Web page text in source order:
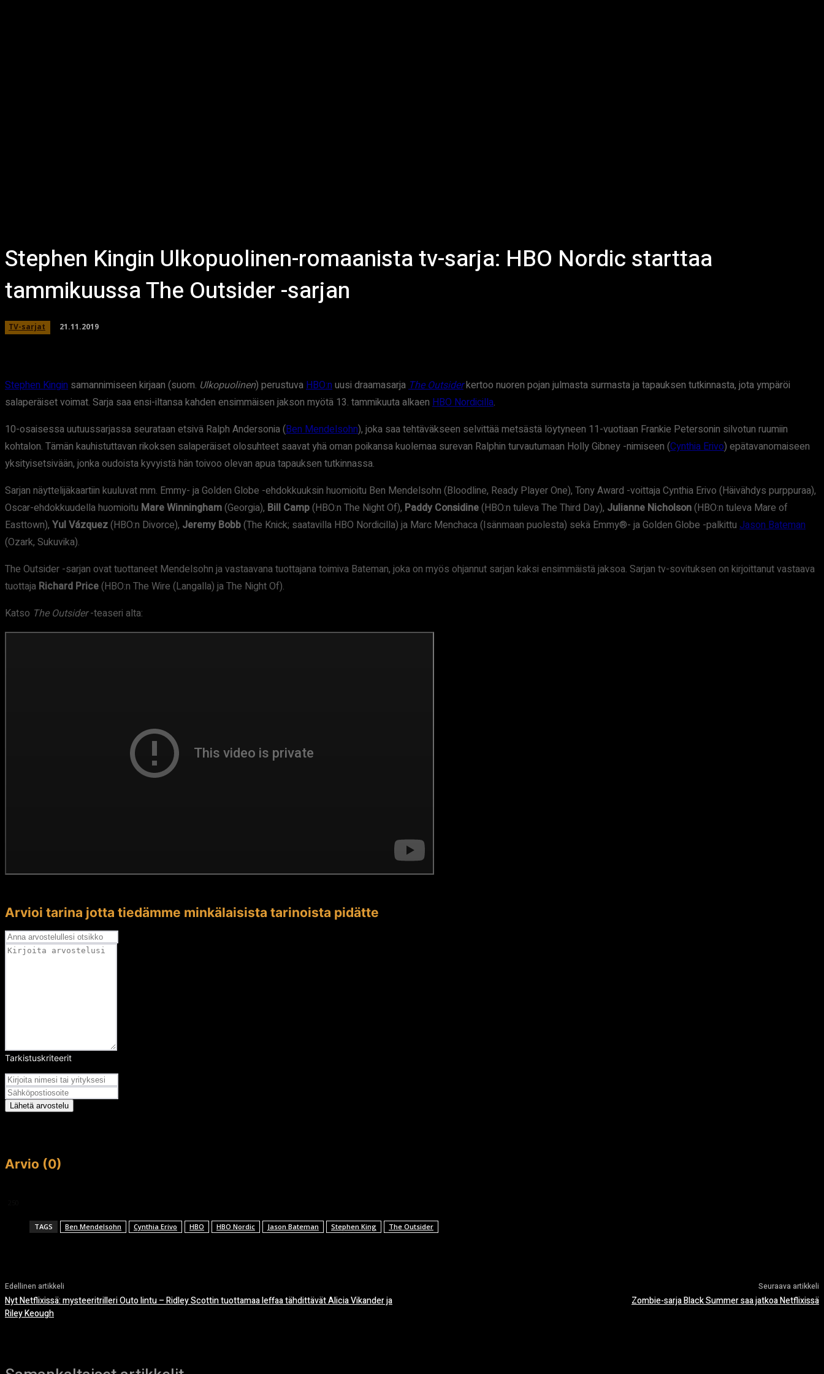
Stephen Kingin Ulkopuolinen-romaanista tv-sarja: HBO Nordic starttaa
tammikuussa The Outsider -sarjan
TV-sarjat 21.11.2019
Stephen Kingin samannimiseen kirjaan (suom. Ulkopuolinen) perustuvaHBO:nuusi draamasarjaThe Outsiderkertoo nuoren pojan julmasta surmasta ja tapauksen tutkinnasta, jota ympäröi
salaperäiset voimat. Sarja saa ensi-iltansa kahden ensimmäisen jakson myötä 13. tammikuuta alkaen HBO Nordicilla.
10-osaisessa uutuussarjassa seurataan etsivä Ralph Andersonia (Ben Mendelsohn), joka saa tehtäväkseen selvittää metsästä löytyneen 11-vuotiaan Frankie Petersonin silvotun ruumiin
kohtalon. Tämän kauhistuttavan rikoksen salaperäiset olosuhteet saavat yhä oman poikansa kuolemaa surevan Ralphin turvautumaan Holly Gibney -nimiseen (Cynthia Erivo) epätavanomaiseen
yksityisetsivään, jonka oudoista kyvyistä hän toivoo olevan apua tapauksen tutkinnassa.
Sarjan näyttelijäkaartiin kuuluvat mm. Emmy- ja Golden Globe -ehdokkuuksin huomioitu Ben Mendelsohn (Bloodline, Ready Player One), Tony Award -voittaja Cynthia Erivo (Häivähdys purppuraa),
Oscar-ehdokkuudella huomioitu Mare Winningham(Georgia), Bill Camp(HBO:n The Night Of), Paddy Considine(HBO:n tuleva The Third Day), Julianne Nicholson(HBO:n tuleva Mare of
Easttown), Yul Vázquez(HBO:n Divorce), Jeremy Bobb(The Knick; saatavilla HBO Nordicilla) ja Marc Menchaca (Isänmaan puolesta) sekä Emmy®- ja Golden Globe -palkittu Jason Bateman
(Ozark, Sukuvika).
The Outsider -sarjan ovat tuottaneet Mendelsohn ja vastaavana tuottajana toimiva Bateman, joka on myös ohjannut sarjan kaksi ensimmäistä jaksoa. Sarjan tv-sovituksen on kirjoittanut vastaava
tuottaja Richard Price(HBO:n The Wire (Langalla) ja The Night Of).
Katso The Outsider-teaseri alta:
Arvioi tarina jotta tiedämme minkälaisista tarinoista pidätte
Tarkistuskriteerit
Lähetä arvostelu
Arvio (0)
TAGS Ben Mendelsohn Cynthia Erivo HBO HBO Nordic Jason Bateman Stephen King The Outsider
Edellinen artikkeli
Nyt Netflixissä: mysteeritrilleri Outo lintu – Ridley Scottin tuottamaa leffaa tähdittävät Alicia Vikander ja
Riley Keough
Seuraava artikkeli
Zombie-sarja Black Summer saa jatkoa Netflixissä